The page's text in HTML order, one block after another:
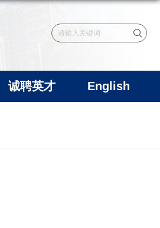
诚聘英才 English